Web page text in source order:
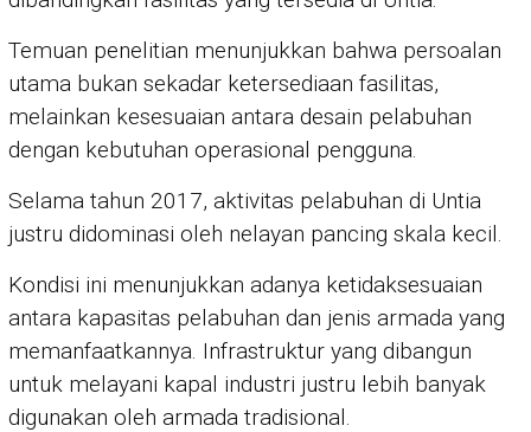
Temuan penelitian menunjukkan bahwa persoalan
utama bukan sekadar ketersediaan fasilitas,
melainkan kesesuaian antara desain pelabuhan
dengan kebutuhan operasional pengguna.
Selama tahun 2017, aktivitas pelabuhan di Untia
justru didominasi oleh nelayan pancing skala kecil.
Kondisi ini menunjukkan adanya ketidaksesuaian
antara kapasitas pelabuhan dan jenis armada yang
memanfaatkannya. Infrastruktur yang dibangun
untuk melayani kapal industri justru lebih banyak
digunakan oleh armada tradisional.